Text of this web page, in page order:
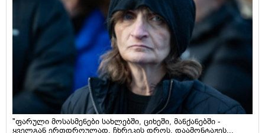
"ფარული მოსასმენები სახლებში, ციხეში, მანქანებში -
ყველგან ერთდროულად, ჩხრეკის დროს, დაამონტაჟეს...